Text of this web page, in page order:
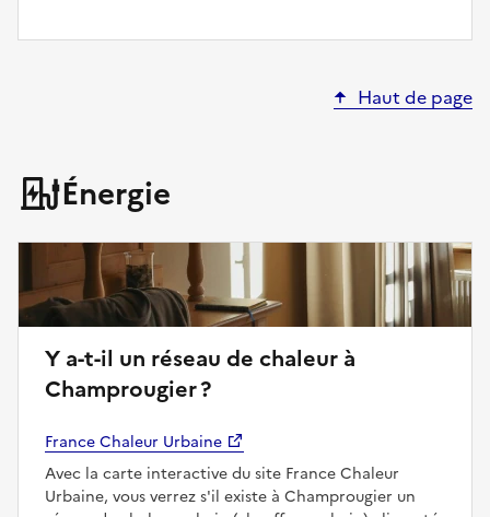
Haut de page
Énergie
Y a-t-il un réseau de chaleur à
Champrougier ?
France Chaleur Urbaine
Avec la carte interactive du site France Chaleur
Urbaine, vous verrez s'il existe à Champrougier un